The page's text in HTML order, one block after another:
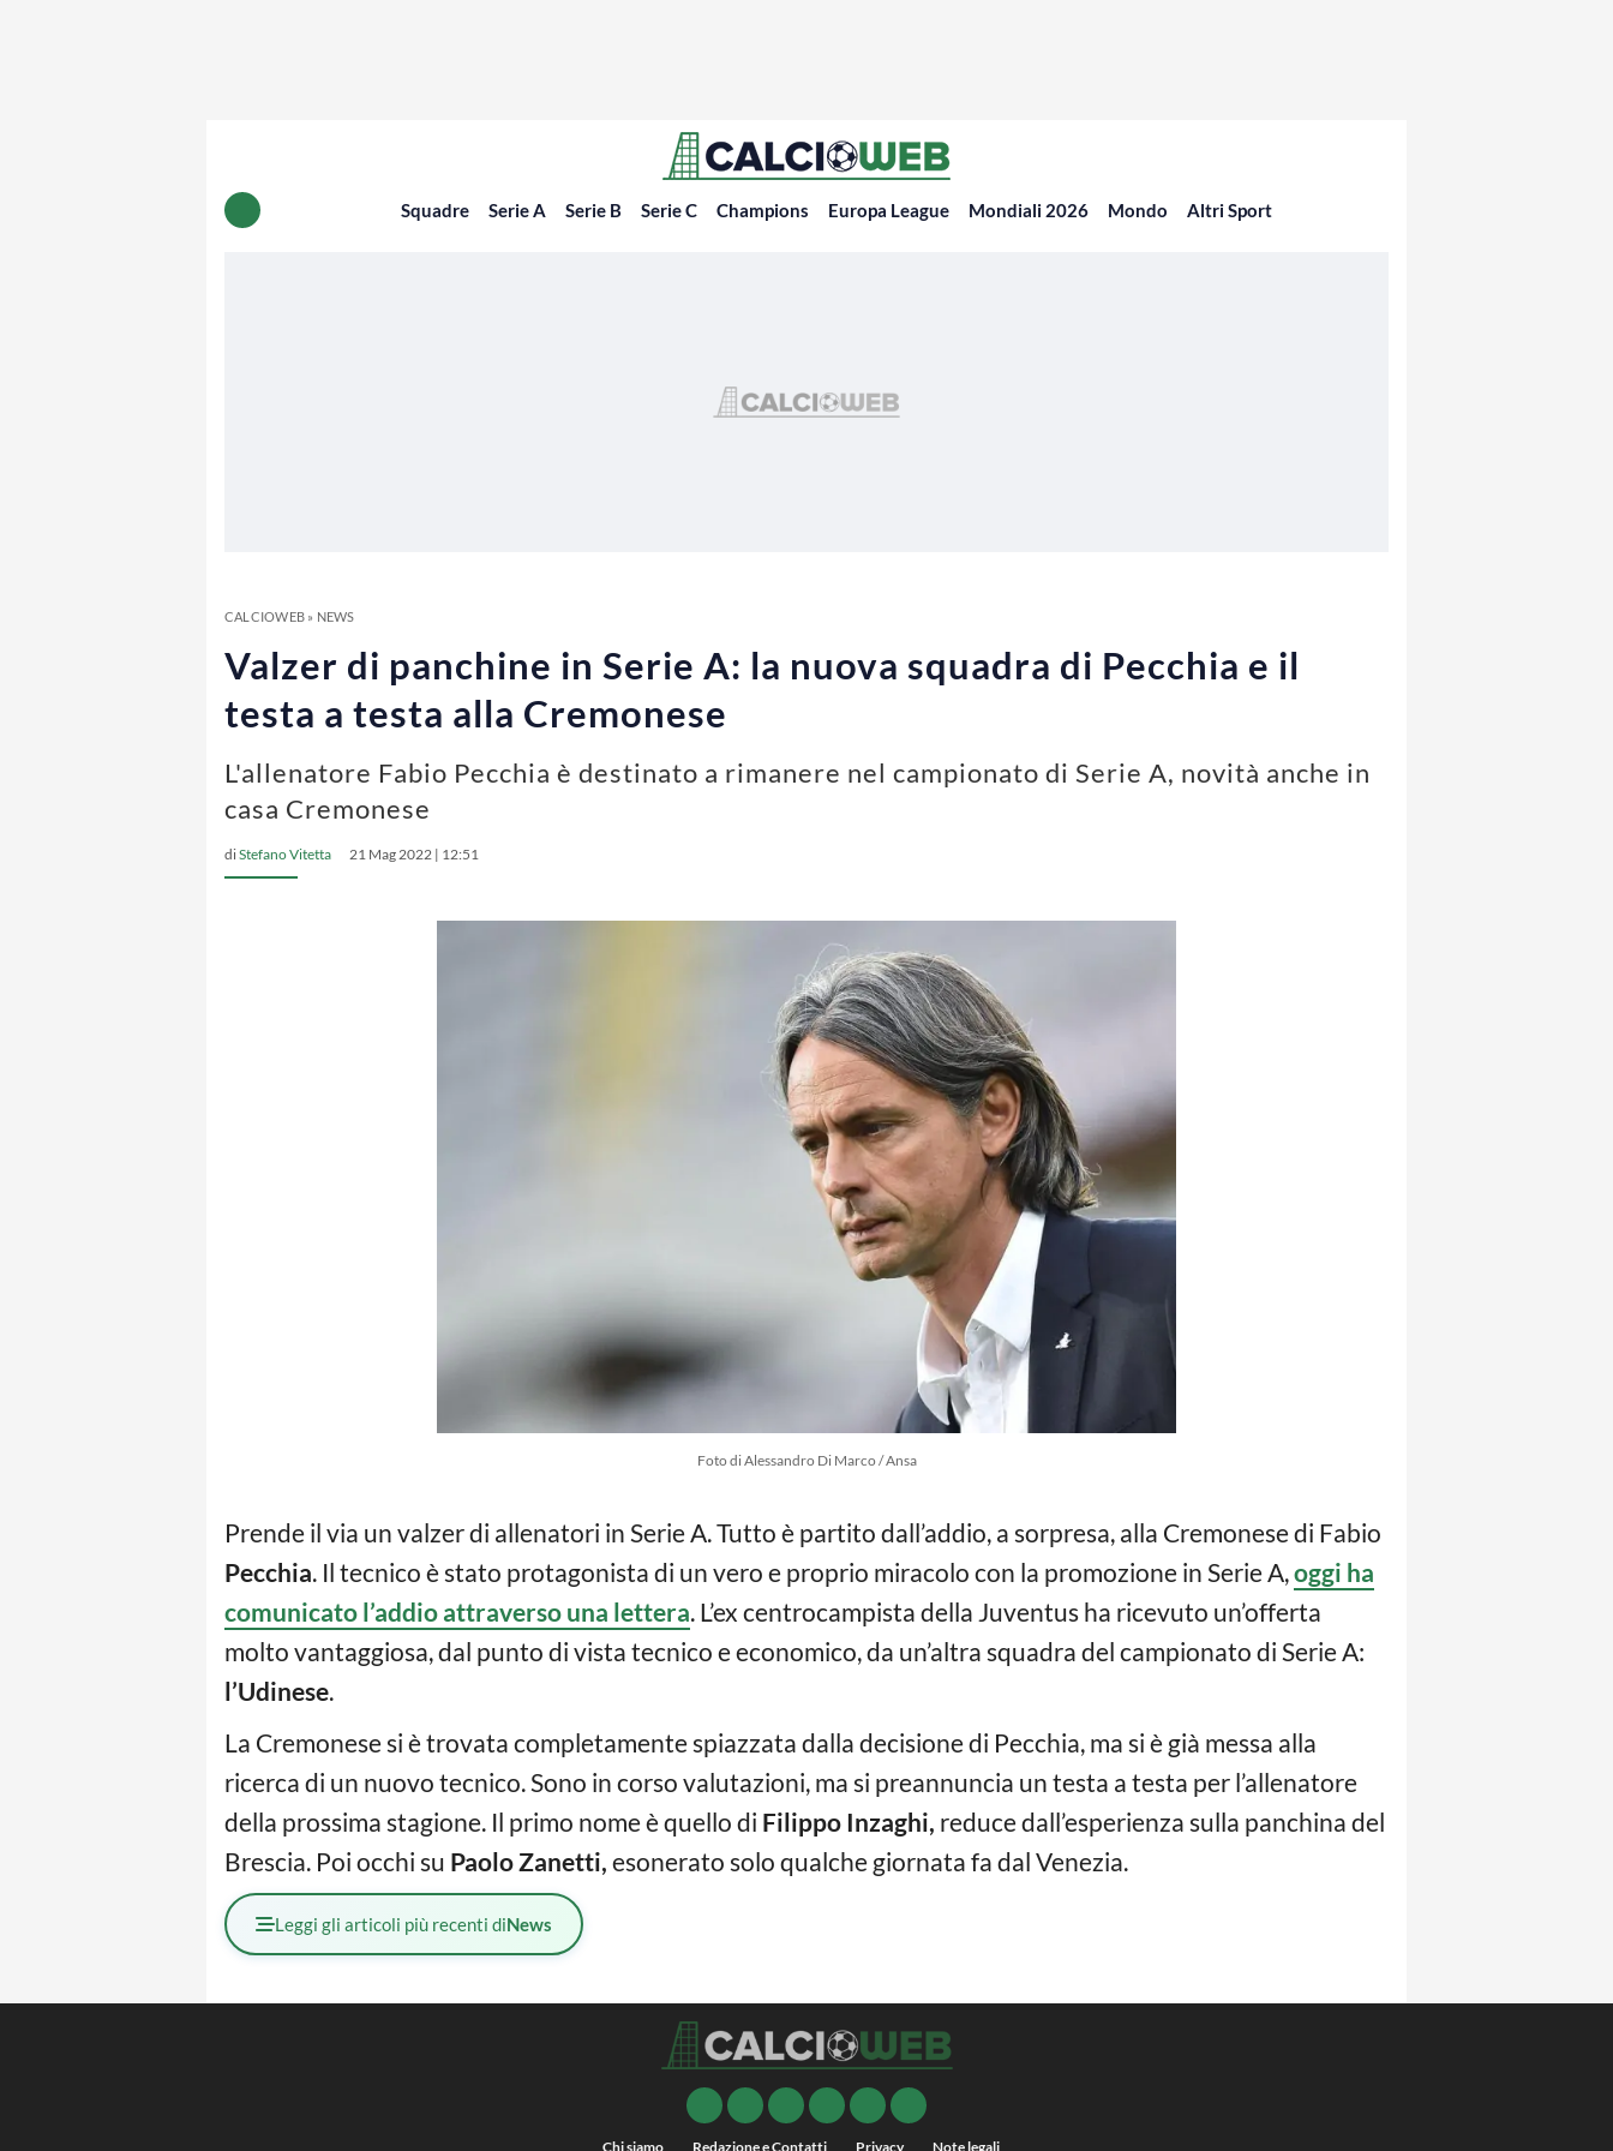
Squadre Serie A Serie B Serie C Champions Europa League Mondiali 2026 Mondo Altri Sport
CALCIOWEB» NEWS
Valzer di panchine in Serie A: la nuova squadra di Pecchia e il
testa a testa alla Cremonese
L'allenatore Fabio Pecchia è destinato a rimanere nel campionato di Serie A, novità anche in
casa Cremonese
diStefano Vitetta 21 Mag 2022 | 12:51
Foto di Alessandro Di Marco / Ansa
Prende il via un valzer di allenatori in Serie A. Tutto è partito dall’addio, a sorpresa, alla Cremonese di Fabio
Pecchia. Il tecnico è stato protagonista di un vero e proprio miracolo con la promozione in Serie A,oggi ha
comunicato l’addio attraverso una lettera. L’ex centrocampista della Juventus ha ricevuto un’offerta
molto vantaggiosa, dal punto di vista tecnico e economico, da un’altra squadra del campionato di Serie A:
l’Udinese.
La Cremonese si è trovata completamente spiazzata dalla decisione di Pecchia, ma si è già messa alla
ricerca di un nuovo tecnico. Sono in corso valutazioni, ma si preannuncia un testa a testa per l’allenatore
della prossima stagione. Il primo nome è quello di Filippo Inzaghi, reduce dall’esperienza sulla panchina del
Brescia. Poi occhi su Paolo Zanetti, esonerato solo qualche giornata fa dal Venezia.
Leggi gli articoli più recenti diNews
Chi siamo Redazione e Contatti Privacy Note legali